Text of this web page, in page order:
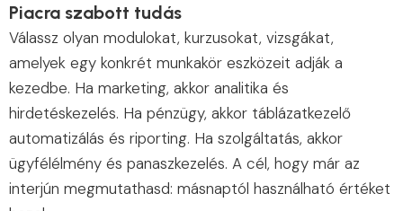
Piacra szabott tudás
Válassz olyan modulokat, kurzusokat, vizsgákat,
amelyek egy konkrét munkakör eszközeit adják a
kezedbe. Ha marketing, akkor analitika és
hirdetéskezelés. Ha pénzügy, akkor táblázatkezelő
automatizálás és riporting. Ha szolgáltatás, akkor
ügyfélélmény és panaszkezelés. A cél, hogy már az
interjún megmutathasd: másnaptól használható értéket